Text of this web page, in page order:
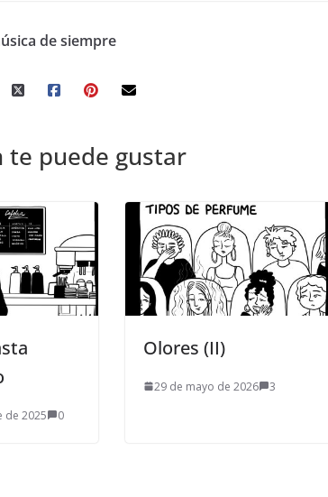
de siempre
te puede gustar
de 2025 0
Olores (II)
29 de mayo de 2026 3